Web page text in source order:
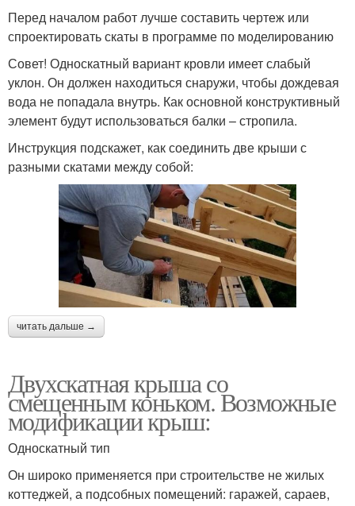
Перед началом работ лучше составить чертеж или
спроектировать скаты в программе по моделированию
Совет! Односкатный вариант кровли имеет слабый
уклон. Он должен находиться снаружи, чтобы дождевая
вода не попадала внутрь. Как основной конструктивный
элемент будут использоваться балки – стропила.
Инструкция подскажет, как соединить две крыши с
разными скатами между собой:
читать дальше →
Двухскатная крыша со
смещенным коньком. Возможные
модификации крыш:
Односкатный тип
Он широко применяется при строительстве не жилых
коттеджей, а подсобных помещений: гаражей, сараев,